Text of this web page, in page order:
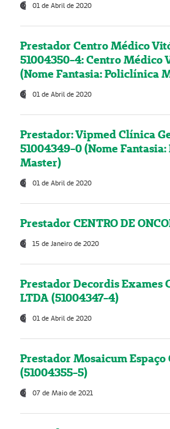
01 de Abril de 2020
Prestador Centro Médico
51004350-4: Centro Médico
(Nome Fantasia: Policlínica
01 de Abril de 2020
Prestador: Vipmed Clínica
51004349-0 (Nome
Master)
01 de Abril de 2020
Prestador CENTRO DE
15 de Janeiro de 2020
Prestador Decordis Exames
LTDA (51004347-4)
01 de Abril de 2020
Prestador Mosaicum
(51004355-5)
07 de Maio de 2021